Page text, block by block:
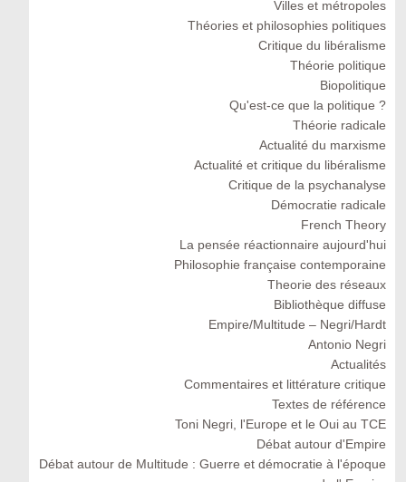
Villes et métropoles
Théories et philosophies politiques
Critique du libéralisme
Théorie politique
Biopolitique
Qu'est-ce que la politique ?
Théorie radicale
Actualité du marxisme
Actualité et critique du libéralisme
Critique de la psychanalyse
Démocratie radicale
French Theory
La pensée réactionnaire aujourd'hui
Philosophie française contemporaine
Theorie des réseaux
Bibliothèque diffuse
Empire/Multitude – Negri/Hardt
Antonio Negri
Actualités
Commentaires et littérature critique
Textes de référence
Toni Negri, l'Europe et le Oui au TCE
Débat autour d'Empire
Débat autour de Multitude : Guerre et démocratie à l'époque